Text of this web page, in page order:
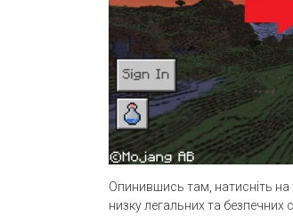
Опинившись там, натисніть на
низку легальних та безпечних